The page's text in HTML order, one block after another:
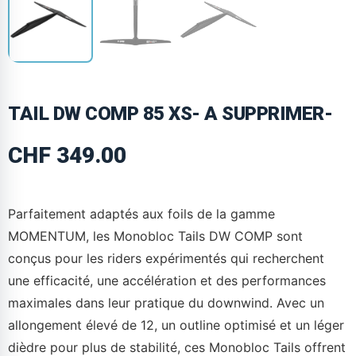
TAIL DW COMP 85 XS- A SUPPRIMER-
CHF 349.00
Parfaitement adaptés aux foils de la gamme
MOMENTUM, les Monobloc Tails DW COMP sont
conçus pour les riders expérimentés qui recherchent
une efficacité, une accélération et des performances
maximales dans leur pratique du downwind. Avec un
allongement élevé de 12, un outline optimisé et un léger
dièdre pour plus de stabilité, ces Monobloc Tails offrent